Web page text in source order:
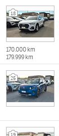
18
170.000 km
179.999 km
25